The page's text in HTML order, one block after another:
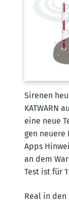
Sire­nen
KATWARN
eine neue
gen neue­re
Apps
an dem
Test ist für
Real in